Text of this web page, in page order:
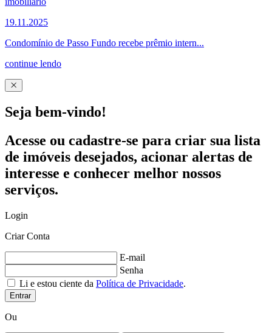
19.11.2025
Condomínio de Passo Fundo recebe prêmio intern...
continue lendo
Seja bem-vindo!
Acesse ou cadastre-se para criar sua lista
de imóveis desejados, acionar alertas de
interesse e conhecer melhor nossos
serviços.
Login
Criar Conta
E-mail
Senha
Li e estou ciente da Política de Privacidade.
Entrar
Ou